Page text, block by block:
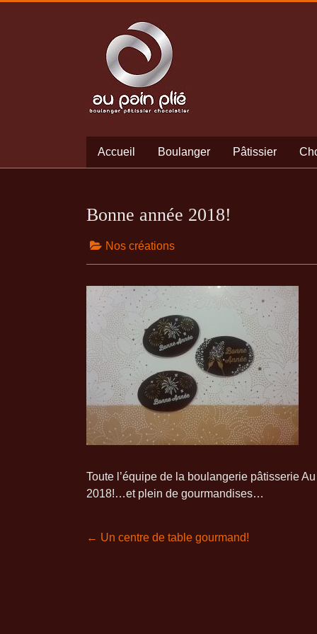
Accueil Boulanger Pâtissier
Bonne année 2018!
Nos créations
Toute l’équipe de la boulangerie pâtisserie
2018!…et plein de gourmandises…
← Un centre de table gourmand!